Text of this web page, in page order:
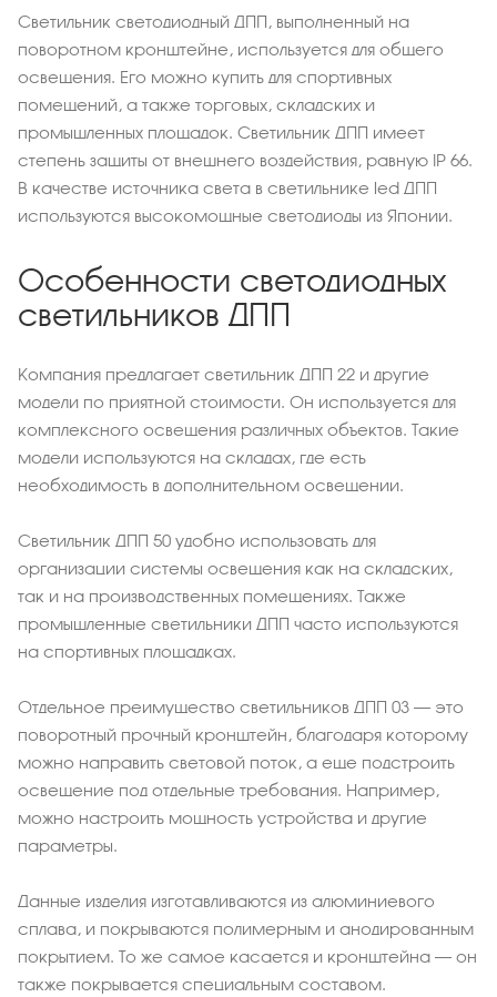
Светильник светодиодный ДПП, выполненный на
поворотном кронштейне, используется для общего
освещения. Его можно купить для спортивных
помещений, а также торговых, складских и
промышленных площадок. Светильник ДПП имеет
степень защиты от внешнего воздействия, равную IP 66.
В качестве источника света в светильнике led ДПП
используются высокомощные светодиоды из Японии.
Особенности светодиодных
светильников ДПП
Компания предлагает светильник ДПП 22 и другие
модели по приятной стоимости. Он используется для
комплексного освещения различных объектов. Такие
модели используются на складах, где есть
необходимость в дополнительном освещении.
Светильник ДПП 50 удобно использовать для
организации системы освещения как на складских,
так и на производственных помещениях. Также
промышленные светильники ДПП часто используются
на спортивных площадках.
Отдельное преимущество светильников ДПП 03 – это
поворотный прочный кронштейн, благодаря которому
можно направить световой поток, а еще подстроить
освещение под отдельные требования. Например,
можно настроить мощность устройства и другие
параметры.
Данные изделия изготавливаются из алюминиевого
сплава, и покрываются полимерным и анодированным
покрытием. То же самое касается и кронштейна – он
также покрывается специальным составом.